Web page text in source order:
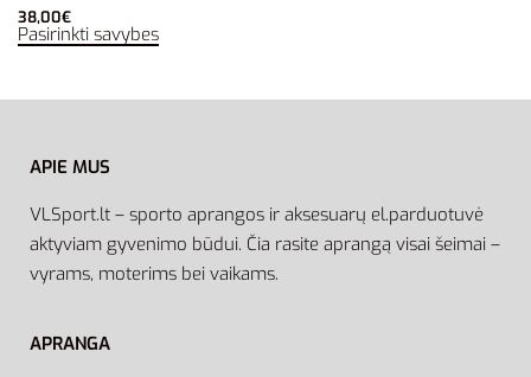
38,00€
Pasirinkti savybes
APIE MUS
VLSport.lt – sporto aprangos ir aksesuarų el.parduotuvė
aktyviam gyvenimo būdui. Čia rasite aprangą visai šeimai –
vyrams, moterims bei vaikams.
APRANGA